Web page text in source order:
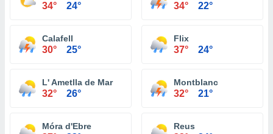
34° 24° 34° 22°
Calafell
30° 25°
Flix
37° 24°
L' Ametlla de Mar
32° 26°
Montblanc
32° 21°
Móra d'Ebre Reus